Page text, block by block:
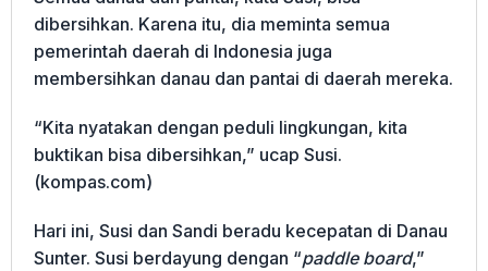
dibersihkan. Karena itu, dia meminta semua
pemerintah daerah di Indonesia juga
membersihkan danau dan pantai di daerah mereka.
“Kita nyatakan dengan peduli lingkungan, kita
buktikan bisa dibersihkan,” ucap Susi.
(kompas.com)
Hari ini, Susi dan Sandi beradu kecepatan di Danau
Sunter. Susi berdayung dengan “paddle board,”